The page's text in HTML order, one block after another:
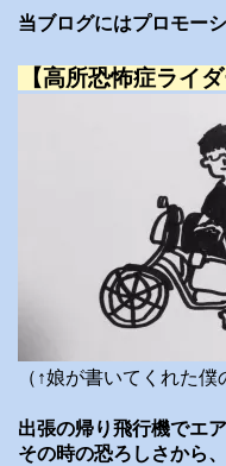
当ブログにはプロモー
【高所恐怖症ライ
（↑娘が書いてくれた僕
出張の帰り飛行機でエ
その時の恐ろしさから